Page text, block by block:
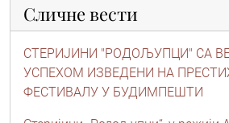
Сличне вести
СТЕРИЈИНИ "РОДОЉУПЦИ" СА
УСПЕХОМ ИЗВЕДЕНИ НА
ФЕСТИВАЛУ У БУДИМПЕШТИ